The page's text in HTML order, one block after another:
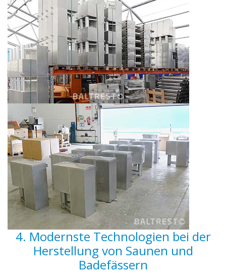
4. Modernste Technologien bei der
Herstellung von Saunen und
Badefässern